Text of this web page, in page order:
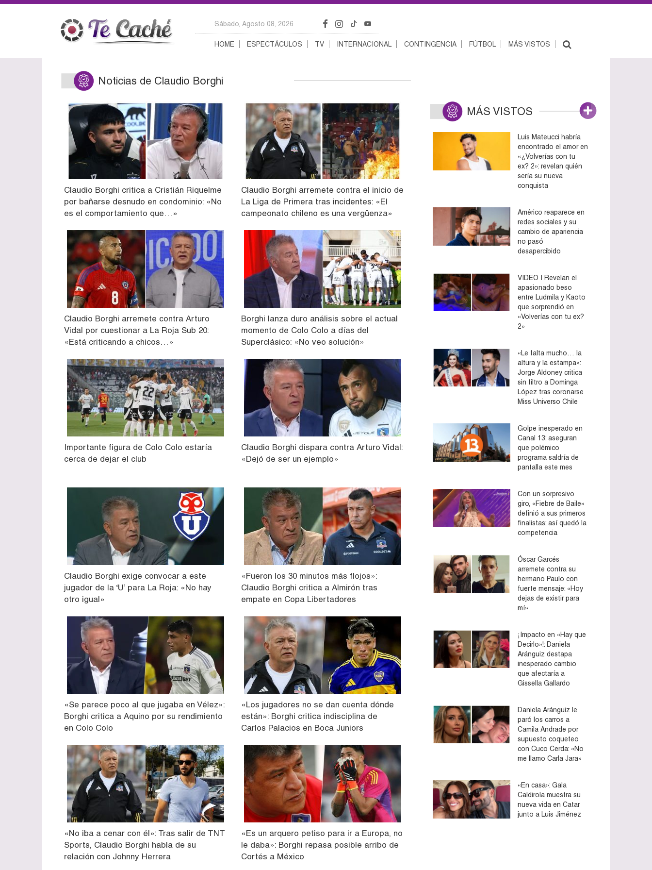
Sábado, Agosto 08, 2026
HOME ESPECTÁCULOS TV INTERNACIONAL CONTINGENCIA FÚTBOL MÁS VISTOS
Noticias de Claudio Borghi
Claudio Borghi critica a Cristián Riquelme
por bañarse desnudo en condominio: «No
es el comportamiento que…»
Claudio Borghi arremete contra el inicio de
La Liga de Primera tras incidentes: «El
campeonato chileno es una vergüenza»
Claudio Borghi arremete contra Arturo
Vidal por cuestionar a La Roja Sub 20:
«Está criticando a chicos…»
Borghi lanza duro análisis sobre el actual
momento de Colo Colo a días del
Superclásico: «No veo solución»
Importante figura de Colo Colo estaría
cerca de dejar el club
Claudio Borghi dispara contra Arturo Vidal:
«Dejó de ser un ejemplo»
Claudio Borghi exige convocar a este
jugador de la ‘U’ para La Roja: «No hay
otro igual»
«Fueron los 30 minutos más flojos»:
Claudio Borghi critica a Almirón tras
empate en Copa Libertadores
«Se parece poco al que jugaba en Vélez»:
Borghi critica a Aquino por su rendimiento
en Colo Colo
«Los jugadores no se dan cuenta dónde
están»: Borghi critica indisciplina de
Carlos Palacios en Boca Juniors
«No iba a cenar con él»: Tras salir de TNT
Sports, Claudio Borghi habla de su
relación con Johnny Herrera
«Es un arquero petiso para ir a Europa, no
le daba»: Borghi repasa posible arribo de
Cortés a México
MÁS VISTOS
Luis Mateucci habría
encontrado el amor en
«¿Volverías con tu
ex? 2»: revelan quién
sería su nueva
conquista
Américo reaparece en
redes sociales y su
cambio de apariencia
no pasó
desapercibido
VIDEO | Revelan el
apasionado beso
entre Ludmila y Kaoto
que sorprendió en
«Volverías con tu ex?
2»
«Le falta mucho… la
altura y la estampa»:
Jorge Aldoney critica
sin filtro a Dominga
López tras coronarse
Miss Universo Chile
Golpe inesperado en
Canal 13: aseguran
que polémico
programa saldría de
pantalla este mes
Con un sorpresivo
giro, «Fiebre de Baile»
definió a sus primeros
finalistas: así quedó la
competencia
Óscar Garcés
arremete contra su
hermano Paulo con
fuerte mensaje: «Hoy
dejas de existir para
mí»
¡Impacto en «Hay que
Decirlo»!: Daniela
Aránguiz destapa
inesperado cambio
que afectaría a
Gissella Gallardo
Daniela Aránguiz le
paró los carros a
Camila Andrade por
supuesto coqueteo
con Cuco Cerda: «No
me llamo Carla Jara»
«En casa»: Gala
Caldirola muestra su
nueva vida en Catar
junto a Luis Jiménez